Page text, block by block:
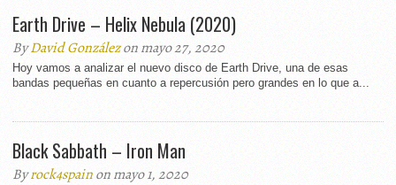
Earth Drive – Helix Nebula (2020)
ByDavid Gonzálezon mayo 27, 2020
Hoy vamos a analizar el nuevo disco de Earth Drive, una de esas
bandas pequeñas en cuanto a repercusión pero grandes en lo que a...
Black Sabbath – Iron Man
Byrock4spainon mayo 1, 2020